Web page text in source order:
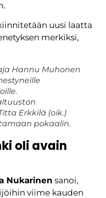
uusi laatta
merkiksi,
Hannu Muhonen
Erkkilä (oik.)
pokaalin.
oli avain
Nukarinen sanoi,
viime kauden